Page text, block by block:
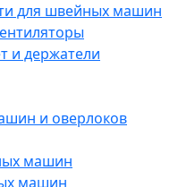
для швейных машин
и держатели
и оверлоков
машин
машин